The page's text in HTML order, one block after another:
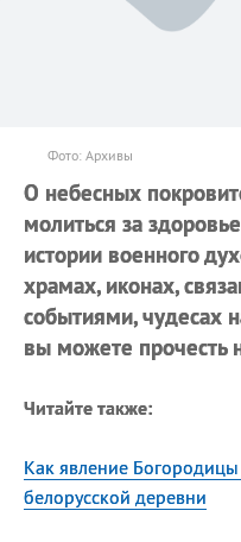
Фото: Архивы
О небесных
молиться за
истории военного
храмах, иконах,
событиями, чудесах
вы можете прочесть
Читайте также:
Как явление
белорусской деревни